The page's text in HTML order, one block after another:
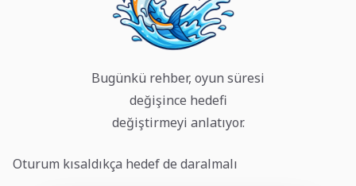
Bugünkü rehber, oyun süresi
değişince hedefi
değiştirmeyi anlatıyor.
Oturum kısaldıkça hedef de daralmalı